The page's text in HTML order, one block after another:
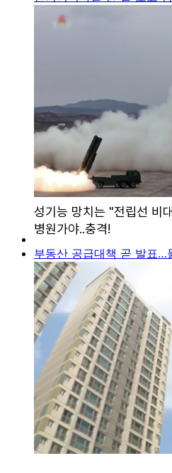
부동산 공급대책 곧 발표…